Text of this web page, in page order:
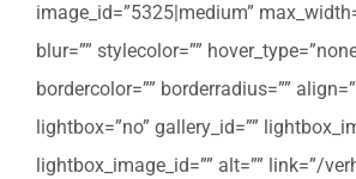
image_id=”5325|medium”
blur=”” stylecolor=””
bordercolor=”” borderradius=””
lightbox=”no” gallery_id=””
lightbox_image_id=”” alt=”” link=”/